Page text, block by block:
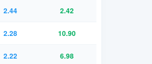
2.44 2.42
2.28 10.90
2.22 6.98